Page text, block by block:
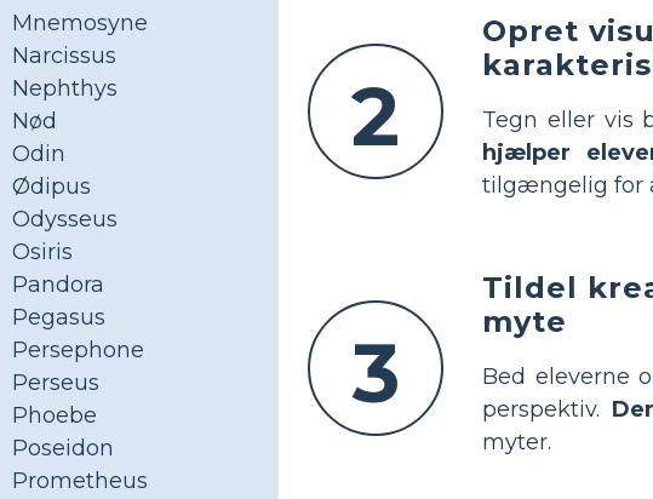
Mnemosyne
Narcissus
Nephthys
Nød
Odin
Ødipus
Odysseus
Osiris
Pandora
Pegasus
Persephone
Perseus
Phoebe
Poseidon
Prometheus
2
Opret
Tegn eller vis
hjælper
tilgængelig for
3
Tildel
myte
Bed eleverne
perspektiv.
myter.